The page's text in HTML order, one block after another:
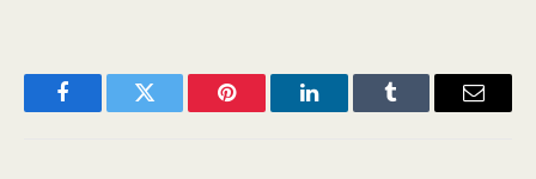
FacebookTwitter Pinterest LinkedInTumblr Email